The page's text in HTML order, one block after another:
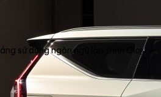
sử dụng ngôn ngữ lập trình Clojure